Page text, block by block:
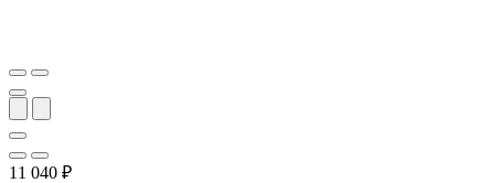
11 040 ₽